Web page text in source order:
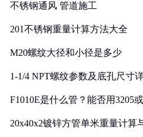
不锈钢通风 管道施工
201不锈钢重量计算方法大全
M20螺纹大径和小径是多少
1-1/4 NPT螺纹参数及底孔尺寸
F1010E是什么管？能否用3205
20x40x2镀锌方管单米重量计算